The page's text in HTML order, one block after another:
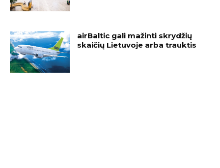
airBaltic gali mažinti skrydžių
skaičių Lietuvoje arba trauktis